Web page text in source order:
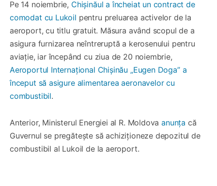
Pe 14 noiembrie, Chișinăul a încheiat un contract de
comodat cu Lukoil pentru preluarea activelor de la
aeroport, cu titlu gratuit. Măsura având scopul de a
asigura furnizarea neîntreruptă a kerosenului pentru
aviație, iar începând cu ziua de 20 noiembrie,
Aeroportul Internațional Chișinău „Eugen Doga” a
început să asigure alimentarea aeronavelor cu
combustibil.
Anterior, Ministerul Energiei al R. Moldovaanunța că
Guvernul se pregătește să achiziționeze depozitul de
combustibil al Lukoil de la aeroport.